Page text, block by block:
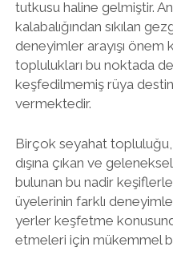
tutkusu haline gelmiştir.
kalabalığından sıkılan
deneyimler arayışı önem
toplulukları bu noktada
keşfedilmemiş rüya
vermektedir.
Birçok seyahat topluluğu,
dışına çıkan ve
bulunan bu nadir
üyelerinin farklı
yerler keşfetme
etmeleri için mükemmel